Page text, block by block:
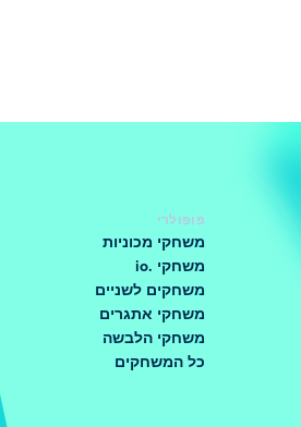
פופולרי
משחקי מכוניות
משחקי .io
משחקים לשניים
משחקי אתגרים
משחקי הלבשה
כל המשחקים